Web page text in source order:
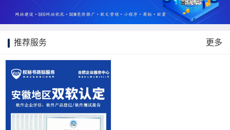
推荐服务 更多